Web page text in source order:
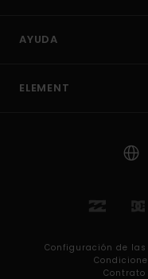
AYUDA
ELEMENT
Configuración de las
Contrato